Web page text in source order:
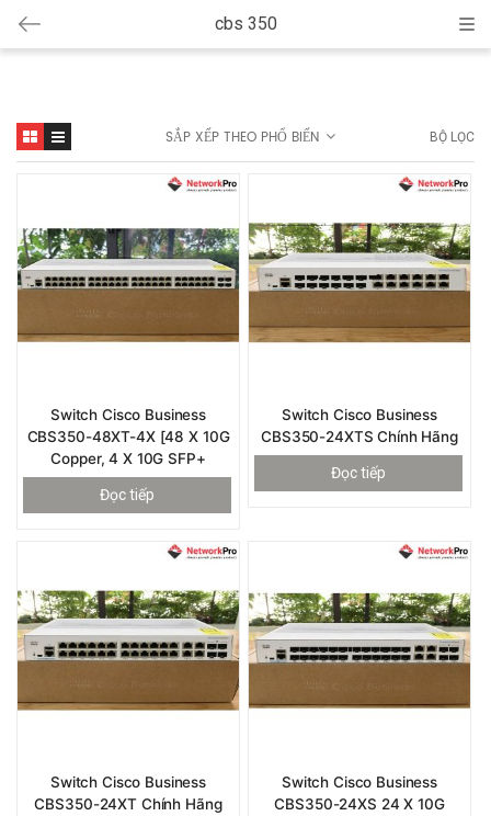
cbs 350
SẮP XẾP THEO PHỔ BIẾN BỘ LỌC
Switch Cisco Business
CBS350-48XT-4X [48 X 10G
Copper, 4 X 10G SFP+
Đọc tiếp
Switch Cisco Business
CBS350-24XTS Chính Hãng
Đọc tiếp
Switch Cisco Business
CBS350-24XT Chính Hãng
Switch Cisco Business
CBS350-24XS 24 X 10G